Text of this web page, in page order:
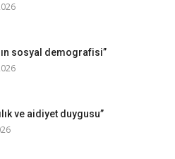
sosyal demografisi”
ve aidiyet duygusu”